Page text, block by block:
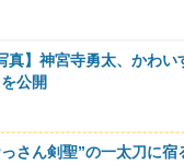
真】神宮寺勇太、かわ
を公開
っさん剣聖”の一太刀に